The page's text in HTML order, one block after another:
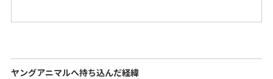
ヤングアニマルへ持ち込んだ経緯